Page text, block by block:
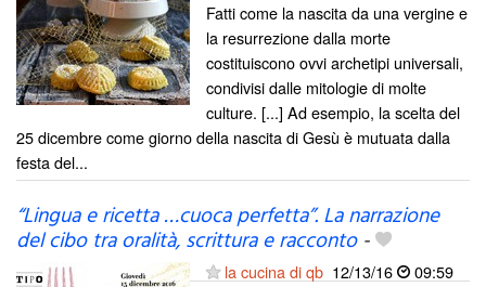
Fatti come la nascita da una vergine e
la resurrezione dalla morte
costituiscono ovvi archetipi universali,
condivisi dalle mitologie di molte
culture. [...] Ad esempio, la scelta del
25 dicembre come giorno della nascita di Gesù è mutuata dalla
festa del...
“Lingua e ricetta …cuoca perfetta”. La narrazione
del cibo tra oralità, scrittura e racconto-
la cucina di qb 12/13/16
09:59